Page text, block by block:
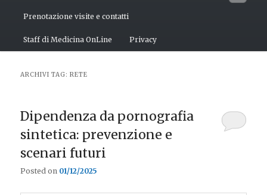
Prenotazione visite e contatti
Staff di Medicina OnLine Privacy
ARCHIVI TAG:RETE
Dipendenza da pornografia
sintetica: prevenzione e
scenari futuri
Posted on 01/12/2025